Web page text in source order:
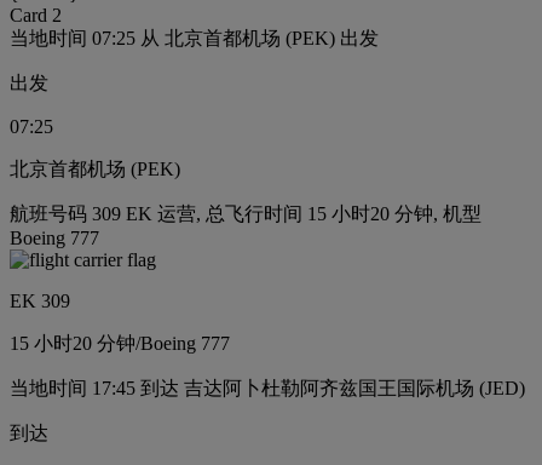
Card 2
当地时间 07:25 从 北京首都机场 (PEK) 出发
出发
07:25
北京首都机场 (PEK)
航班号码 309 EK 运营, 总飞行时间 15 小时20 分钟, 机型
Boeing 777
EK 309
15 小时20 分钟/Boeing 777
当地时间 17:45 到达 吉达阿卜杜勒阿齐兹国王国际机场 (JED)
到达